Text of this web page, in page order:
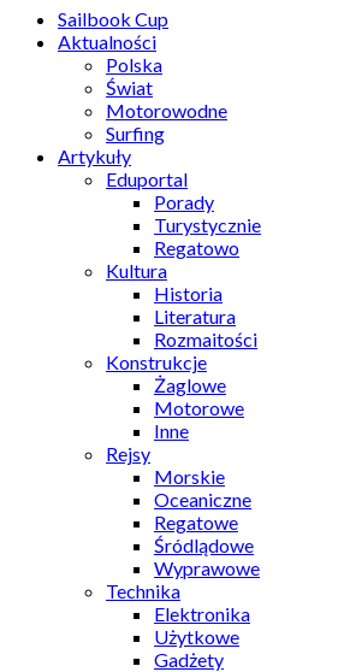
Sailbook Cup
Aktualności
Polska
Świat
Motorowodne
Surfing
Artykuły
Eduportal
Porady
Turystycznie
Regatowo
Kultura
Historia
Literatura
Rozmaitości
Konstrukcje
Żaglowe
Motorowe
Inne
Rejsy
Morskie
Oceaniczne
Regatowe
Śródlądowe
Wyprawowe
Technika
Elektronika
Użytkowe
Gadżety